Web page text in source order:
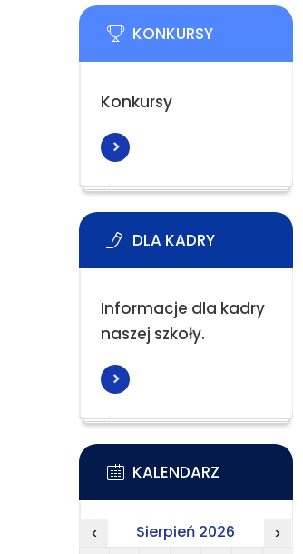
KONKURSY
Konkursy
DLA KADRY
Informacje dla kadry
naszej szkoły.
KALENDARZ
‹ Sierpień 2026 ›